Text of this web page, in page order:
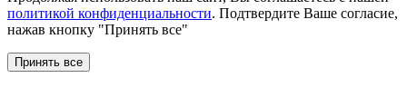
политикой конфиденциальности. Подтвердите Ваше согласие,
нажав кнопку "Принять все"
Принять все